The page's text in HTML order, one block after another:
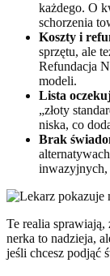
każdego. O
schorzenia
Koszty i
sprzętu, ale
Refundacja
modeli.
Lista
„złoty
niska, co
Brak
inwazyjnych,
Te realia
nerka to nadzieja,
jeśli chcesz podjąć